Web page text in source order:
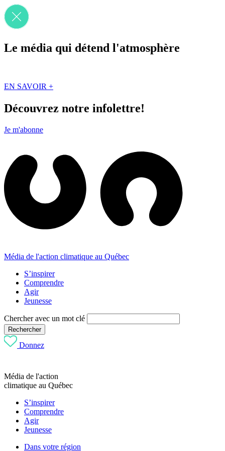
Le média qui détend l'atmosphère
EN SAVOIR +
Découvrez notre infolettre!
Je m'abonne
Média de l'action climatique au Québec
S’inspirer
Comprendre
Agir
Jeunesse
Chercher avec un mot clé
Rechercher
Donnez
Média de l'action
climatique au Québec
S’inspirer
Comprendre
Agir
Jeunesse
Dans votre région